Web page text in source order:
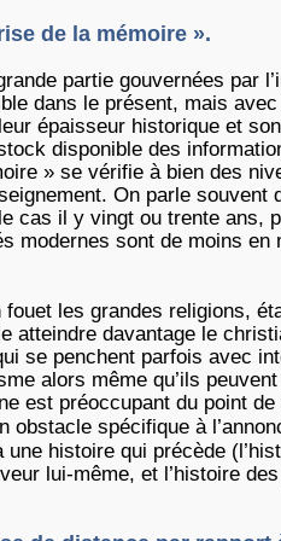
de la mémoire ».
partie gouvernées par
dans le présent, mais
épaisseur historique et
disponible des
» se vérifie à bien des
On parle
cas il y vingt ou trente ans,
modernes sont de moins
les grandes religions,
atteindre davantage le
se penchent parfois avec
alors même qu’ils
est préoccupant du point
obstacle spécifique à
histoire qui précède
lui-même, et l’histoire